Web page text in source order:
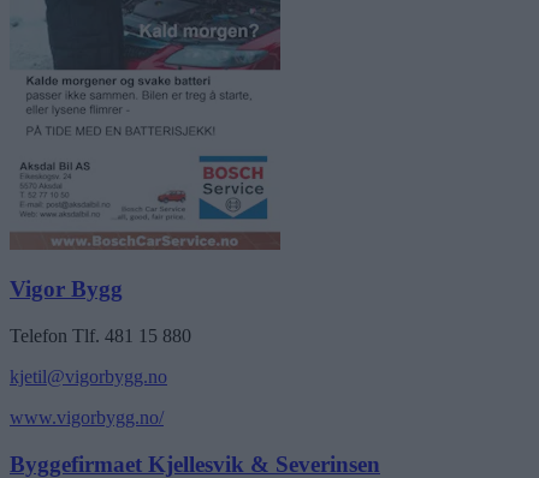
Vigor Bygg
Telefon Tlf. 481 15 880
kjetil@vigorbygg.no
www.vigorbygg.no/
Byggefirmaet Kjellesvik & Severinsen